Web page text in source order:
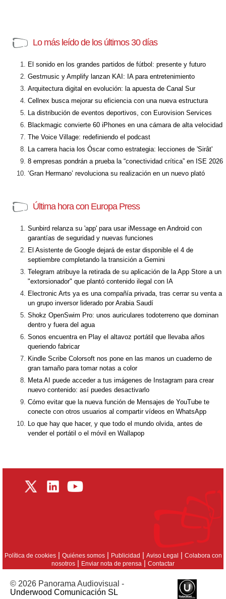
Lo más leído de los últimos 30 días
El sonido en los grandes partidos de fútbol: presente y futuro
Gestmusic y Amplify lanzan KAI: IA para entretenimiento
Arquitectura digital en evolución: la apuesta de Canal Sur
Cellnex busca mejorar su eficiencia con una nueva estructura
La distribución de eventos deportivos, con Eurovision Services
Blackmagic convierte 60 iPhones en una cámara de alta velocidad
The Voice Village: redefiniendo el podcast
La carrera hacia los Óscar como estrategia: lecciones de 'Sirât'
8 empresas pondrán a prueba la “conectividad crítica” en ISE 2026
‘Gran Hermano’ revoluciona su realización en un nuevo plató
Última hora con Europa Press
Sunbird relanza su 'app' para usar iMessage en Android con
garantías de seguridad y nuevas funciones
El Asistente de Google dejará de estar disponible el 4 de
septiembre completando la transición a Gemini
Telegram atribuye la retirada de su aplicación de la App Store a un
"extorsionador" que plantó contenido ilegal con IA
Electronic Arts ya es una compañía privada, tras cerrar su venta a
un grupo inversor liderado por Arabia Saudí
Shokz OpenSwim Pro: unos auriculares todoterreno que dominan
dentro y fuera del agua
Sonos encuentra en Play el altavoz portátil que llevaba años
queriendo fabricar
Kindle Scribe Colorsoft nos pone en las manos un cuaderno de
gran tamaño para tomar notas a color
Meta AI puede acceder a tus imágenes de Instagram para crear
nuevo contenido: así puedes desactivarlo
Cómo evitar que la nueva función de Mensajes de YouTube te
conecte con otros usuarios al compartir vídeos en WhatsApp
Lo que hay que hacer, y que todo el mundo olvida, antes de
vender el portátil o el móvil en Wallapop
Política de cookies| Quiénes somos| Publicidad | Aviso Legal | Colabora con
nosotros | Enviar nota de prensa | Contactar
© 2026 Panorama Audiovisual -
Underwood Comunicación SL